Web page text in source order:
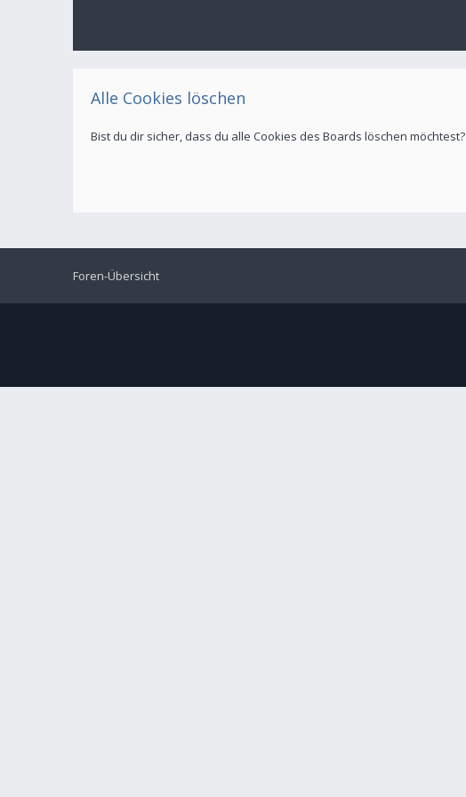
Alle Cookies löschen
Bist du dir sicher, dass du alle Cookies des Boards löschen möchtest?
Foren-Übersicht